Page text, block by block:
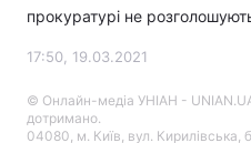
прокуратурі не
17:50, 19.03.2021
© Онлайн-медіа УНІАН -
дотримано.
04080, м. Київ, вул.